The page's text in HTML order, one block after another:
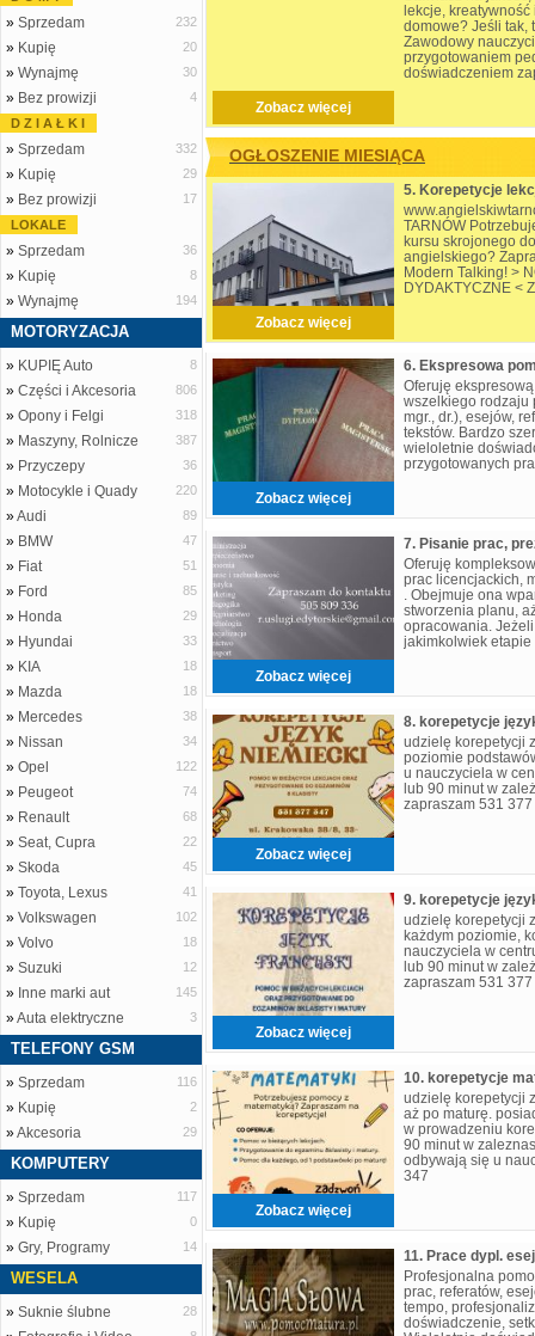
» Sprzedam 232
» Kupię 20
» Wynajmę 30
» Bez prowizji
4
D Z I A Ł K I
» Sprzedam 332
» Kupię 29
» Bez prowizji
17
LOKALE
» Sprzedam 36
» Kupię 8
» Wynajmę 194
MOTORYZACJA
» KUPIĘ Auto 8
» Części i Akcesoria 806
» Opony i Felgi 318
» Maszyny, Rolnicze 387
» Przyczepy 36
» Motocykle i Quady 220
»Audi 89
» BMW 47
» Fiat 51
» Ford 85
» Honda 29
» Hyundai 33
» KIA 18
» Mazda 18
» Mercedes 38
» Nissan 34
» Opel 122
» Peugeot 74
» Renault 68
» Seat, Cupra 22
» Skoda 45
» Toyota, Lexus 41
» Volkswagen 102
» Volvo 18
» Suzuki 12
» Inne marki aut 145
»Auta elektryczne 3
TELEFONY GSM
» Sprzedam 116
» Kupię 2
»Akcesoria 29
KOMPUTERY
» Sprzedam 117
» Kupię 0
» Gry, Programy 14
WESELA
» Suknie ślubne 28
Zobacz więcej
lekcje,
domowe? Jeśli tak,
Zawodowy
przygotowaniem
doświadczeniem
OGŁOSZENIE MIESIĄCA
Zobacz więcej
TARNÓW
kursu skrojonego
angielskiego?
Modern Talking! >
DYDAKTYCZNE <
Zobacz więcej
Oferuję
wszelkiego rodzaju
mgr., dr.), esejów,
tekstów. Bardzo
wieloletnie
przygotowanych
Zobacz więcej
Oferuję
prac licencjackich,
. Obejmuje ona
stworzenia planu,
opracowania.
jakimkolwiek
Zobacz więcej
8. korepetycje
udzielę korepetycji
poziomie
u nauczyciela w
lub 90 minut w
zapraszam 531
Zobacz więcej
9. korepetycje
udzielę korepetycji
każdym poziomie,
nauczyciela w
lub 90 minut w
zapraszam 531
Zobacz więcej
10. korepetycje
udzielę korepetycji
aż po maturę.
w prowadzeniu
90 minut w
odbywają się u
347
Profesjonalna
prac, referatów,
tempo,
doświadczenie,